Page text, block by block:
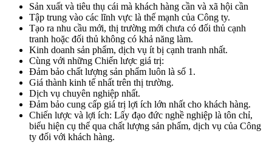
Sản xuất và tiêu thụ cái mà khách hàng cần và xã hội cần
Tập trung vào các lĩnh vực là thế mạnh của Công ty.
Tạo ra nhu cầu mới, thị trường mới chưa có đối thủ cạnh
tranh hoặc đối thủ không có khả năng làm.
Kinh doanh sản phẩm, dịch vụ ít bị cạnh tranh nhất.
Cùng với những Chiến lược giá trị:
Đảm bảo chất lượng sản phẩm luôn là số 1.
Giá thành kinh tế nhất trên thị trường.
Dịch vụ chuyên nghiệp nhất.
Đảm bảo cung cấp giá trị lợi ích lớn nhất cho khách hàng.
Chiến lược và lợi ích: Lấy đạo đức nghề nghiệp là tôn chỉ,
biểu hiện cụ thể qua chất lượng sản phẩm, dịch vụ của Công
ty đối với khách hàng.